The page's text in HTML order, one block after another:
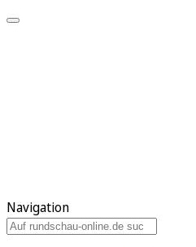
Navigation